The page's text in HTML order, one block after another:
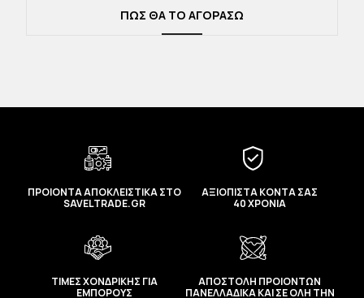
Διαθέτει Σειρήνα 110-125dB
Συχνότητα: 433,92 MHz
ΠΩΣ ΘΑ ΤΟ ΑΓΟΡΑΣΩ
ΠΡΟΙΟΝΤΑ ΑΠΟΚΛΕΙΣΤΙΚΑ ΣΤΟ
SAVELTRADE.GR
ΑΞΙΟΠΙΣΤΑ ΚΟΝΤΑ ΣΑΣ
40 ΧΡΟΝΙΑ
ΤΙΜΕΣ ΧΟΝΔΡΙΚΗΣ ΓΙΑ
ΕΜΠΟΡΟΥΣ
ΑΠΟΣΤΟΛΗ ΠΡΟΙΟΝΤΩΝ
ΠΑΝΕΛΛΑΔΙΚΑ ΚΑΙ ΣΕ ΟΛΗ ΤΗΝ